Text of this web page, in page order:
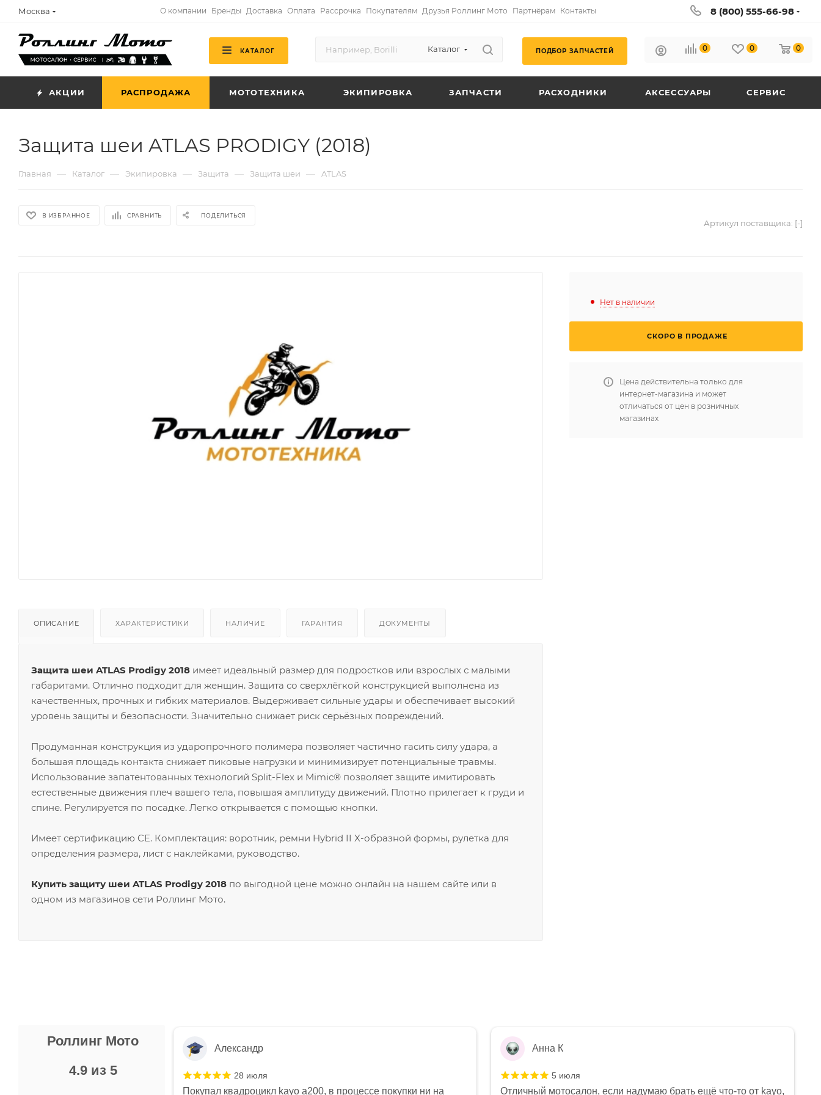
Москва О компании Бренды Доставка Оплата Рассрочка Покупателям Друзья Роллинг Мото Партнёрам Контакты 8 (800) 555-66-98
КАТАЛОГ Каталог ПОДБОР ЗАПЧАСТЕЙ 0 0 0
АКЦИИ РАСПРОДАЖА МОТОТЕХНИКА ЭКИПИРОВКА ЗАПЧАСТИ РАСХОДНИКИ АКСЕССУАРЫ СЕРВИС
Защита шеи ATLAS PRODIGY (2018)
Главная — Каталог — Экипировка — Защита — Защита шеи — ATLAS
В ИЗБРАННОЕ СРАВНИТЬ ПОДЕЛИТЬСЯ
Артикул поставщика: [-]
ОПИСАНИЕ ХАРАКТЕРИСТИКИ НАЛИЧИЕ ГАРАНТИЯ ДОКУМЕНТЫ
Защита шеи ATLAS Prodigy 2018 имеет идеальный размер для подростков или взрослых с малыми
габаритами. Отлично подходит для женщин. Защита со сверхлёгкой конструкцией выполнена из
качественных, прочных и гибких материалов. Выдерживает сильные удары и обеспечивает высокий
уровень защиты и безопасности. Значительно снижает риск серьёзных повреждений.
Продуманная конструкция из ударопрочного полимера позволяет частично гасить силу удара, а
большая площадь контакта снижает пиковые нагрузки и минимизирует потенциальные травмы.
Использование запатентованных технологий Split-Flex и Mimic® позволяет защите имитировать
естественные движения плеч вашего тела, повышая амплитуду движений. Плотно прилегает к груди и
спине. Регулируется по посадке. Легко открывается с помощью кнопки.
Имеет сертификацию CE. Комплектация: воротник, ремни Hybrid II X-образной формы, рулетка для
определения размера, лист с наклейками, руководство.
Купить защиту шеи ATLAS Prodigy 2018 по выгодной цене можно онлайн на нашем сайте или в
одном из магазинов сети Роллинг Мото.
Нет в наличии
СКОРО В ПРОДАЖЕ
Цена действительна только для
интернет-магазина и может
отличаться от цен в розничных
магазинах
Роллинг Мото
4.9 из 5
Александр
28 июля
Покупал квадроцикл kayo a200, в процессе покупки ни на
Анна К
5 июля
Отличный мотосалон, если надумаю брать ещё что-то от kayo,